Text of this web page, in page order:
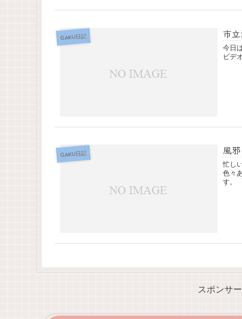
GAKU日記 市
今日
ビデ
GAKU日記 風
忙し
色々
す。
スポンサ